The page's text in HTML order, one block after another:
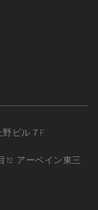
ビル７F
12 アーベイン東三